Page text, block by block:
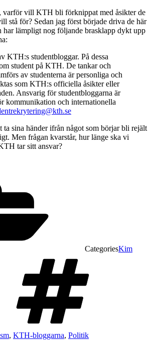
varför vill KTH bli förknippat med åsikter de
stå för? Sedan jag först började driva de här
har lämpligt nog följande brasklapp dykt upp
KTH:s studentbloggar. På dessa
student på KTH. De tankar och
av studenterna är personliga och
som KTH:s officiella åsikter eller
Ansvarig för studentbloggarna är
kommunikation och internationella
ta sina händer ifrån något som börjar bli rejält
Men frågan kvarstår, hur länge ska vi
tar sitt ansvar?
CategoriesKim
, KTH-bloggarna, Politik